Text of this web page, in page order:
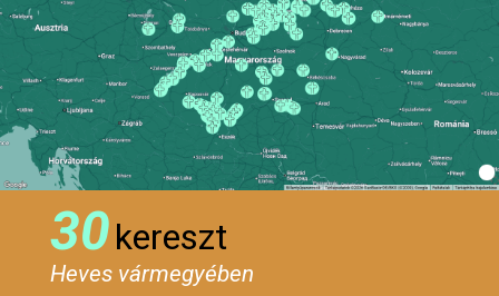
30kereszt
Heves vármegyében